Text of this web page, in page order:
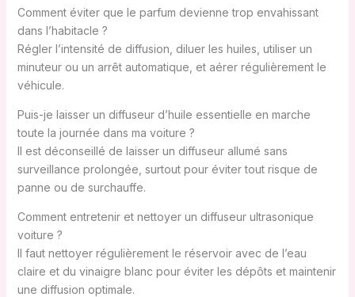
Comment éviter que le parfum devienne trop envahissant
dans l’habitacle ?
Régler l’intensité de diffusion, diluer les huiles, utiliser un
minuteur ou un arrêt automatique, et aérer régulièrement le
véhicule.
Puis-je laisser un diffuseur d’huile essentielle en marche
toute la journée dans ma voiture ?
Il est déconseillé de laisser un diffuseur allumé sans
surveillance prolongée, surtout pour éviter tout risque de
panne ou de surchauffe.
Comment entretenir et nettoyer un diffuseur ultrasonique
voiture ?
Il faut nettoyer régulièrement le réservoir avec de l’eau
claire et du vinaigre blanc pour éviter les dépôts et maintenir
une diffusion optimale.